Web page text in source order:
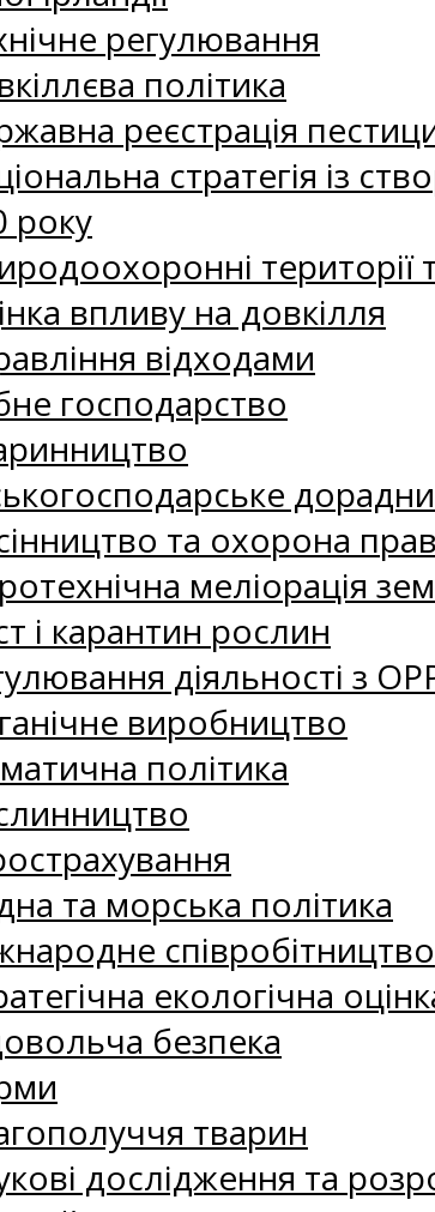
регулювання
політика
реєстрація
стратегія із
року
території
впливу на довкілля
відходами
господарство
та охорона
меліорація
і карантин рослин
діяльності з
виробництво
політика
та морська політика
співробітництво
екологічна
безпека
тварин
дослідження та